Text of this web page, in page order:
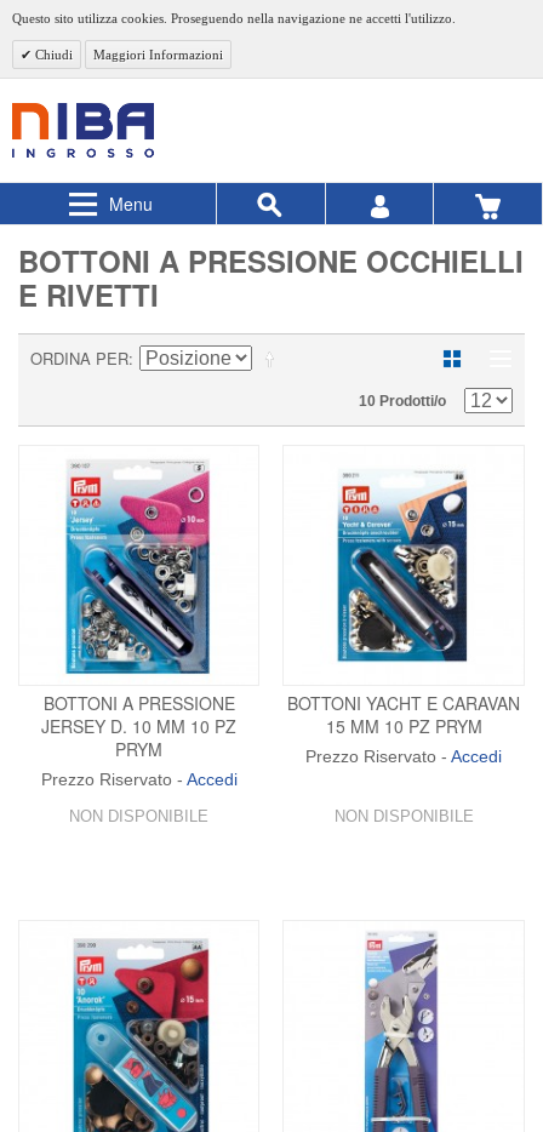
Questo sito utilizza cookies. Proseguendo nella navigazione ne accetti l'utilizzo.
Chiudi Maggiori Informazioni
Menu
BOTTONI A PRESSIONE OCCHIELLI
E RIVETTI
ORDINA PER
10 Prodotti/o
BOTTONI A PRESSIONE
JERSEY D. 10 MM 10 PZ
PRYM
Prezzo Riservato - Accedi
NON DISPONIBILE
BOTTONI YACHT E CARAVAN
15 MM 10 PZ PRYM
Prezzo Riservato -Accedi
NON DISPONIBILE